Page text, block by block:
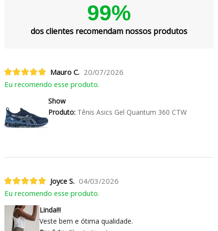
99%
dos clientes recomendam nossos produtos
Mauro C. 20/07/2026
Eu recomendo esse produto.
Show
Produto:Tênis Asics Gel Quantum 360 CTW
Joyce S. 04/03/2026
Eu recomendo esse produto.
Linda!!!
Veste bem e ótima qualidade.